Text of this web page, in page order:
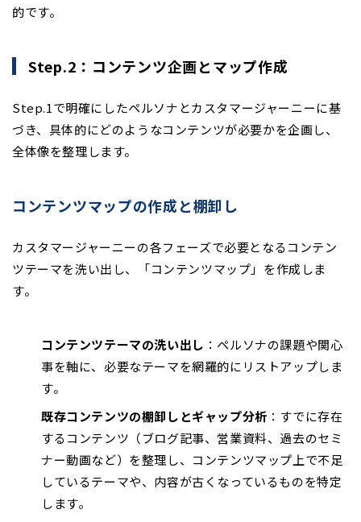
的です。
Step.2：コンテンツ企画とマップ作成
Step.1で明確にしたペルソナとカスタマージャーニーに基
づき、具体的にどのようなコンテンツが必要かを企画し、
全体像を整理します。
コンテンツマップの作成と棚卸し
カスタマージャーニーの各フェーズで必要となるコンテン
ツテーマを洗い出し、「コンテンツマップ」を作成しま
す。
コンテンツテーマの洗い出し ：ペルソナの課題や関心
事を軸に、必要なテーマを網羅的にリストアップしま
す。
既存コンテンツの棚卸しとギャップ分析 ：すでに存在
するコンテンツ（ブログ記事、営業資料、過去のセミ
ナー動画など）を整理し、コンテンツマップ上で不足
しているテーマや、内容が古くなっているものを特定
します。